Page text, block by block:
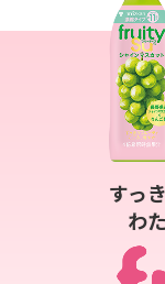
ぽん酢サワー
納豆の豆知識
鍋奉行マニュアル
ミツカンのCM
人気商品 ＋ お
おい
キッ
地図から取り扱い
ミツカン公
すっ
わ